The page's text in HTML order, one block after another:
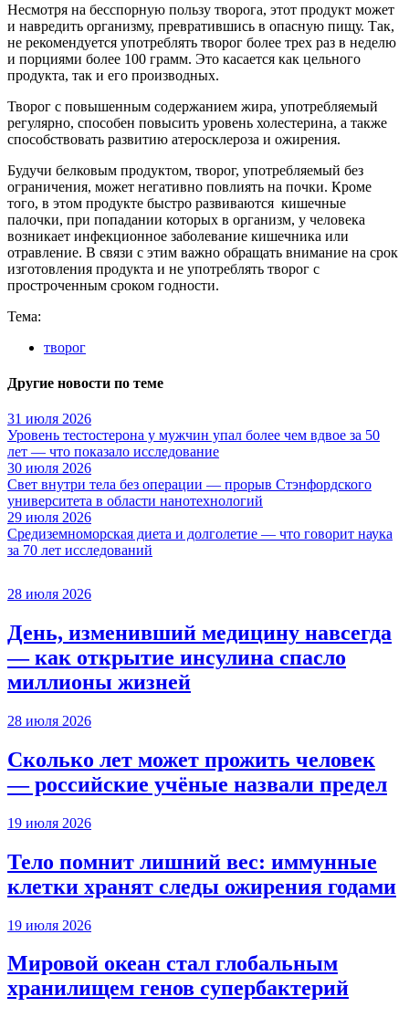
Несмотря на бесспорную пользу творога, этот продукт может
и навредить организму, превратившись в опасную пищу. Так,
не рекомендуется употреблять творог более трех раз в неделю
и порциями более 100 грамм. Это касается как цельного
продукта, так и его производных.
Творог с повышенным содержанием жира, употребляемый
регулярно, способен повысить уровень холестерина, а также
способствовать развитию атеросклероза и ожирения.
Будучи белковым продуктом, творог, употребляемый без
ограничения, может негативно повлиять на почки. Кроме
того, в этом продукте быстро развиваются кишечные
палочки, при попадании которых в организм, у человека
возникает инфекционное заболевание кишечника или
отравление. В связи с этим важно обращать внимание на срок
изготовления продукта и не употреблять творог с
простроченным сроком годности.
Тема:
творог
Другие новости по теме
31 июля 2026
Уровень тестостерона у мужчин упал более чем вдвое за 50
лет — что показало исследование
30 июля 2026
Свет внутри тела без операции — прорыв Стэнфордского
университета в области нанотехнологий
29 июля 2026
Средиземноморская диета и долголетие — что говорит наука
за 70 лет исследований
28 июля 2026
День, изменивший медицину навсегда
— как открытие инсулина спасло
миллионы жизней
28 июля 2026
Сколько лет может прожить человек
— российские учёные назвали предел
19 июля 2026
Тело помнит лишний вес: иммунные
клетки хранят следы ожирения годами
19 июля 2026
Мировой океан стал глобальным
хранилищем генов супербактерий